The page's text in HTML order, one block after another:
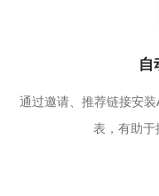
自
通过邀请、推荐链接安
表，有助于